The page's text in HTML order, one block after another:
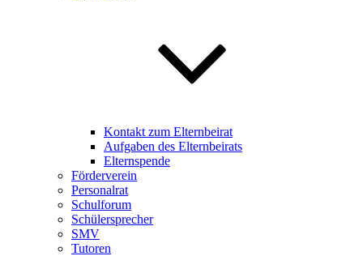
Kontakt zum Elternbeirat
Aufgaben des Elternbeirats
Elternspende
Förderverein
Personalrat
Schulforum
Schülersprecher
SMV
Tutoren